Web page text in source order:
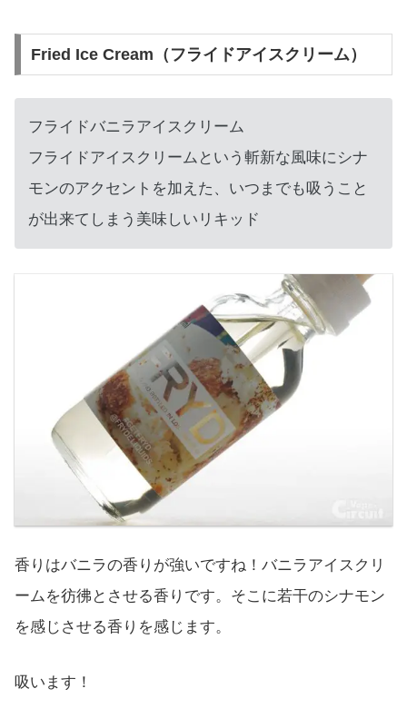
Fried Ice Cream（フライドアイスクリーム）
フライドバニラアイスクリーム
フライドアイスクリームという斬新な風味にシナ
モンのアクセントを加えた、いつまでも吸うこと
が出来てしまう美味しいリキッド
香りはバニラの香りが強いですね！バニラアイスクリ
ームを彷彿とさせる香りです。そこに若干のシナモン
を感じさせる香りを感じます。
吸います！